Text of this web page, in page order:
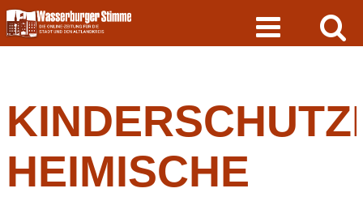
Skip
to
content
HEIMISCHE